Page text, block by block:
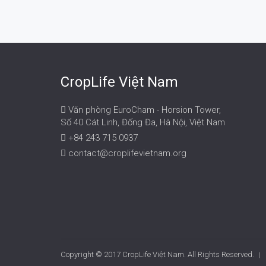
CropLife Việt Nam
Văn phòng EuroCham - Horsion Tower,
Số 40 Cát Linh, Đống Đa, Hà Nội, Việt Nam
+84 243 715 0937
contact@croplifevietnam.org
Copyright © 2017 CropLife Việt Nam. All Rights Reserved.